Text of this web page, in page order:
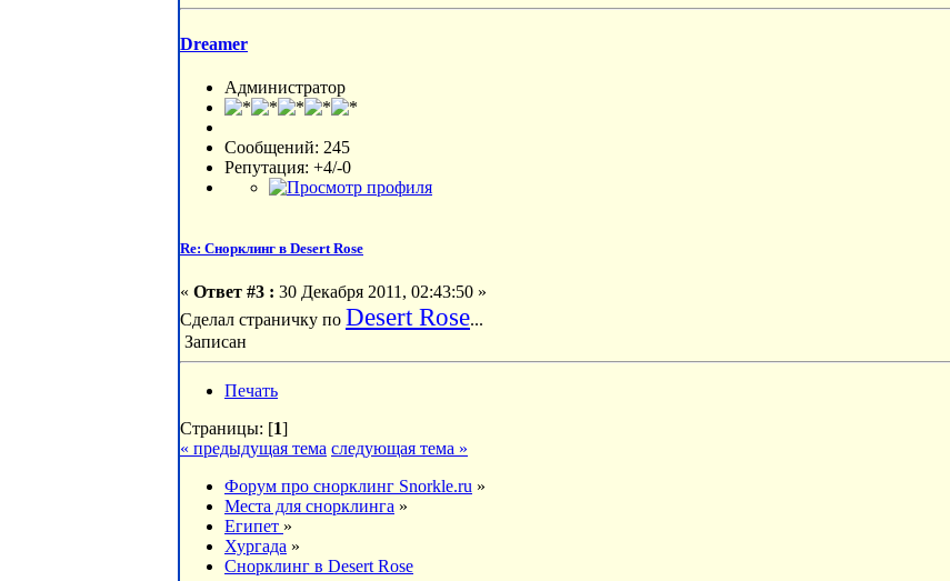
Dreamer
Администратор
Сообщений: 245
Репутация: +4/-0
Re: Снорклинг в Desert Rose
« Ответ #3 : 30 Декабря 2011, 02:43:50 »
Сделал страничку по Desert Rose...
Записан
Печать
Страницы: [1]
« предыдущая тема следующая тема »
Форум про снорклинг Snorkle.ru »
Места для снорклинга »
Египет »
Хургада »
Снорклинг в Desert Rose